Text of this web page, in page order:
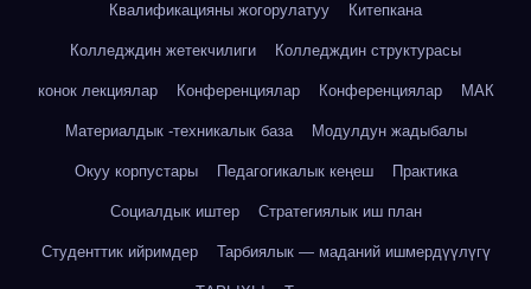
Квалификацияны жогорулатуу Китепкана
Колледждин жетекчилиги Колледждин структурасы
конок лекциялар Конференциялар Конференциялар МАК
Материалдык -техникалык база Модулдун жадыбалы
Окуу корпустары Педагогикалык кеңеш Практика
Социалдык иштер Стратегиялык иш план
Студенттик ийримдер Тарбиялык — маданий ишмердүүлүгү